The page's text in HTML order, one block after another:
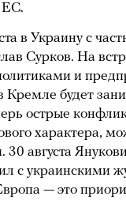
ЕС.
в Украину с
Сурков. На
и
Кремле будет
острые
характера,
30 августа
с украинскими
— это